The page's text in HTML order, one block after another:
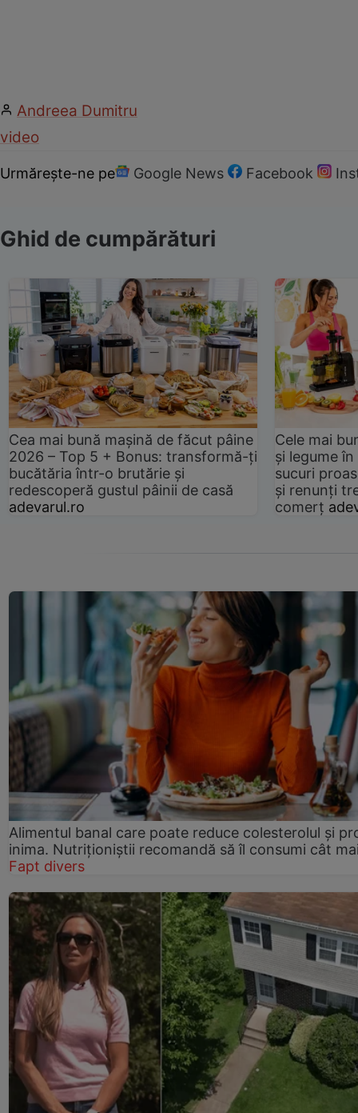
Andreea Dumitru
video
Urmărește-ne pe Google News Facebook
Ghid de cumpărături
Cea mai bună mașină de făcut pâine
2026 – Top 5 + Bonus: transformă-ți
bucătăria într-o brutărie și
redescoperă gustul pâinii de casă
adevarul.ro
Cele mai
și legume
sucuri
și renunți
comerț
Alimentul banal care poate reduce colesterolul și
inima. Nutriționiștii recomandă să îl consumi cât
Fapt divers